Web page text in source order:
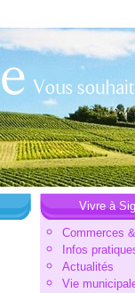
Vivre à
Commerces
Infos
Actualités
Vie